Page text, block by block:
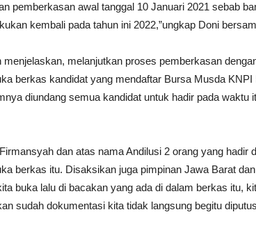
pemberkasan awal tanggal 10 Januari 2021 sebab
kembali pada tahun ini 2022,”ungkap Doni
menjelaskan, melanjutkan proses pemberkasan
berkas kandidat yang mendaftar Bursa Musda
diundang semua kandidat untuk hadir pada waktu
dan atas nama Andilusi 2 orang yang
berkas itu. Disaksikan juga pimpinan Jawa Barat
buka lalu di bacakan yang ada di dalam berkas itu,
sudah dokumentasi kita tidak langsung begitu